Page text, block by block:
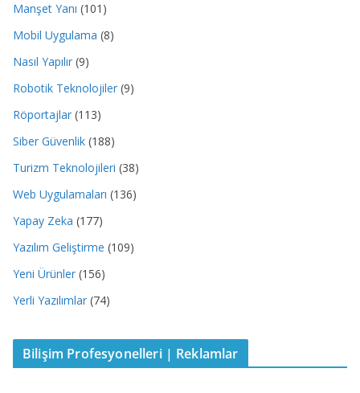
Manşet Yanı (101)
Mobil Uygulama (8)
Nasıl Yapılır (9)
Robotik Teknolojiler (9)
Röportajlar (113)
Siber Güvenlik (188)
Turizm Teknolojileri (38)
Web Uygulamaları (136)
Yapay Zeka (177)
Yazılım Geliştirme (109)
Yeni Ürünler (156)
Yerli Yazılımlar (74)
Bilişim Profesyonelleri | Reklamlar